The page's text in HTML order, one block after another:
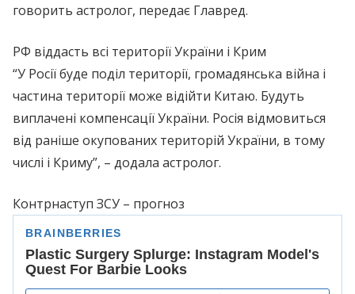
говорить астролог, передає Главред.
РФ віддасть всі території України і Крим
“У Росії буде поділ території, громадянська війна і
частина території може відійти Китаю. Будуть
виплачені компенсації України. Росія відмовиться
від раніше окупованих територій України, в тому
числі і Криму”, – додала астролог.
Контрнаступ ЗСУ – прогноз